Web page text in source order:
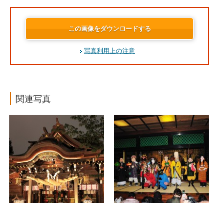
この画像をダウンロードする
写真利用上の注意
関連写真